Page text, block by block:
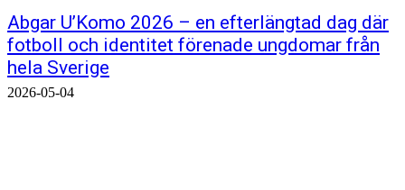
Abgar U’Komo 2026 – en efterlängtad dag där
fotboll och identitet förenade ungdomar från
hela Sverige
2026-05-04